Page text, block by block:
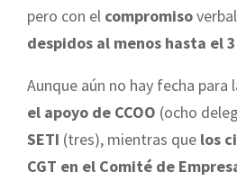
pero con el compromiso
despidos al menos hasta el
Aunque aún no hay fecha para
el apoyo de CCOO (ocho
SETI (tres), mientras que los
CGT en el Comité de